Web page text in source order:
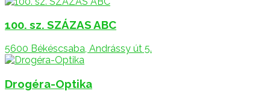
100. sz. SZÁZAS ABC
5600 Békéscsaba, Andrássy út 5.
Drogéra-Optika